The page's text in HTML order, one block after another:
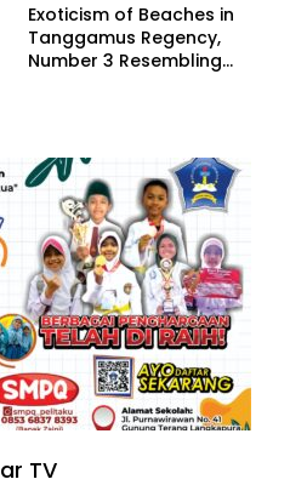
Exoticism of Beaches in
Tanggamus Regency,
Number 3 Resembling
TV